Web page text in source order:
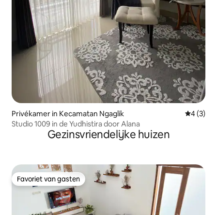
Privékamer in Kecamatan Ngaglik
4 (3)
Studio 1009 in de Yudhistira door Alana
Gezinsvriendelijke huizen
Favoriet van gasten
Favoriet van gasten